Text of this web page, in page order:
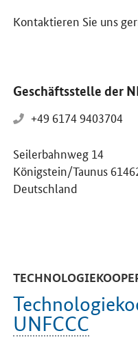
Kontaktieren Sie uns
Geschäftsstelle der
+49 6174 9403704
Seilerbahnweg 14
Königstein/Taunus
Deutschland
UNFCCC